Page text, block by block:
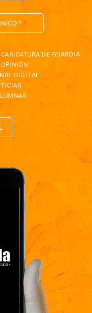
DE GUARDIA
DIGITAL